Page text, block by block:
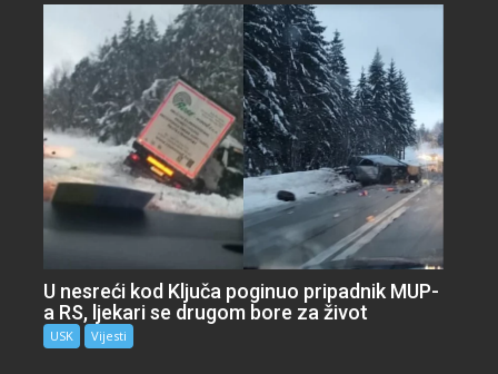
U nesreći kod Ključa poginuo pripadnik MUP-
a RS, ljekari se drugom bore za život
USK Vijesti